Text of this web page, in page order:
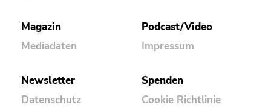
Magazin
Mediadaten
Podcast/Video
Impressum
Newsletter
Datenschutz
Spenden
Cookie Richtlinie